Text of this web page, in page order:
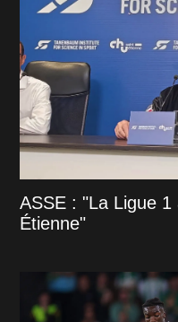
ASSE : "La Ligue
Étienne"